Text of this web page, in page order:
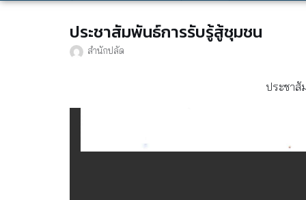
ประชาสัมพันธ์การรับรู้สู้ชุมชน
สำนักปลัด
ประชาสั